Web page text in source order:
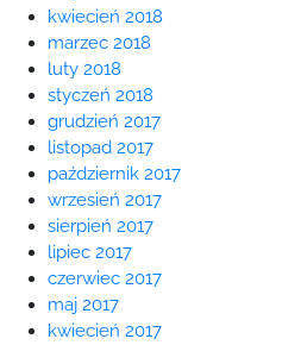
kwiecień 2018
marzec 2018
luty 2018
styczeń 2018
grudzień 2017
listopad 2017
październik 2017
wrzesień 2017
sierpień 2017
lipiec 2017
czerwiec 2017
maj 2017
kwiecień 2017